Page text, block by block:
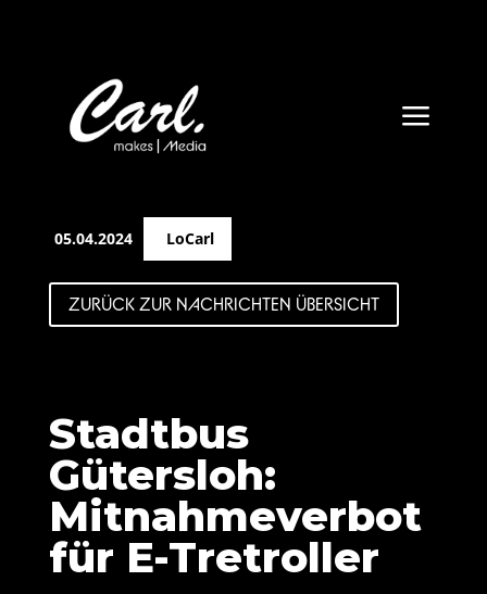
a
05.04.2024 LoCarl
ZURÜCK ZUR NACHRICHTEN ÜBERSICHT
Stadtbus
Gütersloh:
Mitnahmeverbot
für E-Tretroller